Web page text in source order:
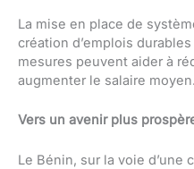
La mise en place de
création d’emplois
mesures peuvent aider à
augmenter le salaire moyen.
Vers un avenir plus
Le Bénin, sur la voie d’une